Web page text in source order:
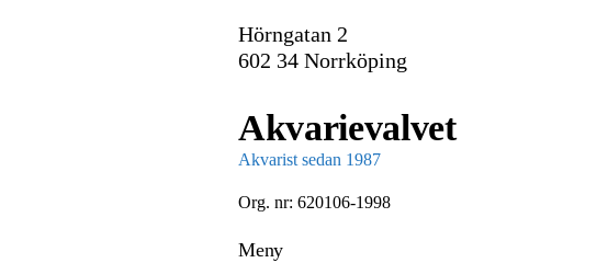
Hörngatan 2
602 34 Norrköping
Akvarievalvet
Akvarist sedan 1987
Org. nr: 620106-1998
Meny